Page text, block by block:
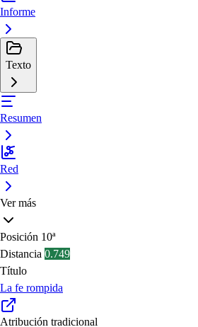
Informe
Texto
Resumen
Red
Ver más
Posición 10ª
Distancia 0.749
Título
La fe rompida
Atribución tradicional